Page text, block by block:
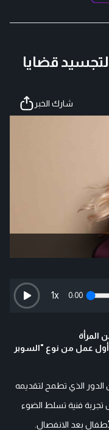
قضايا
شارك الخبر
0:00
1x
المرأة
عمل من نوع "السوبر
الذي تطمح لتقديمه
تجربة فنية تسلط الضوء
بعد الانفصال.